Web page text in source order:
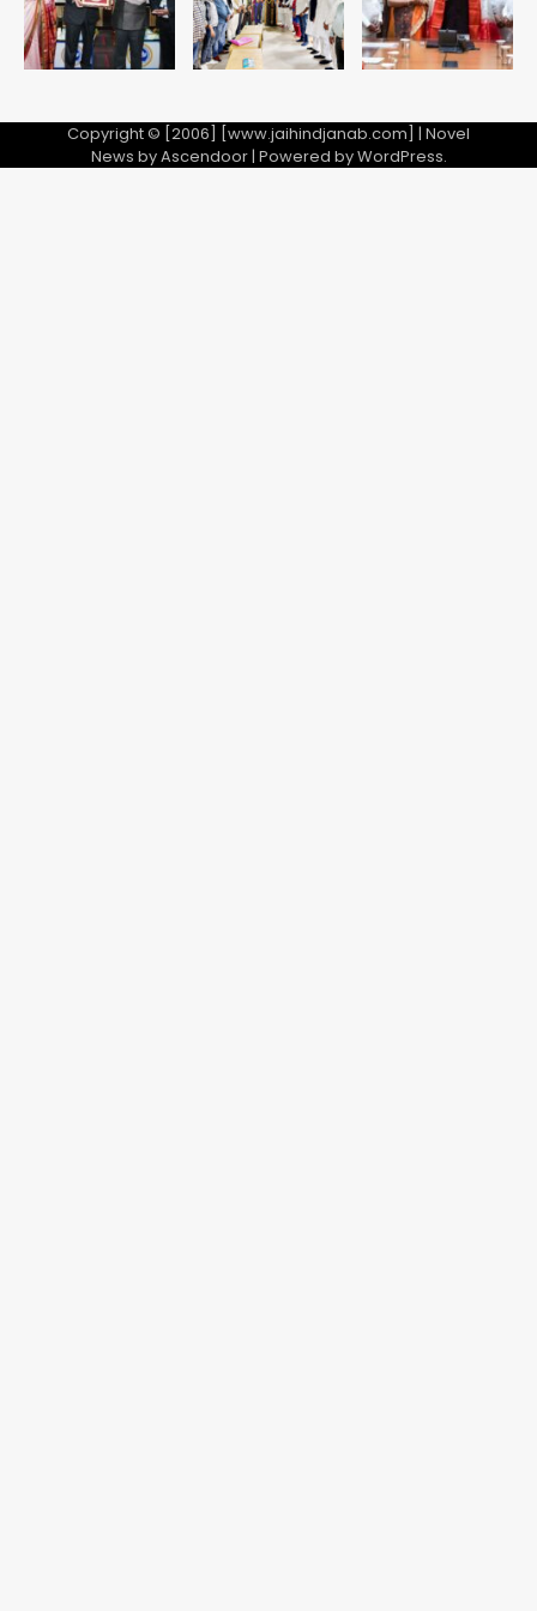
के निशान के पार
Copyright © [2006] [www.jaihindjanab.com] | Novel
News byAscendoor| Powered byWordPress.